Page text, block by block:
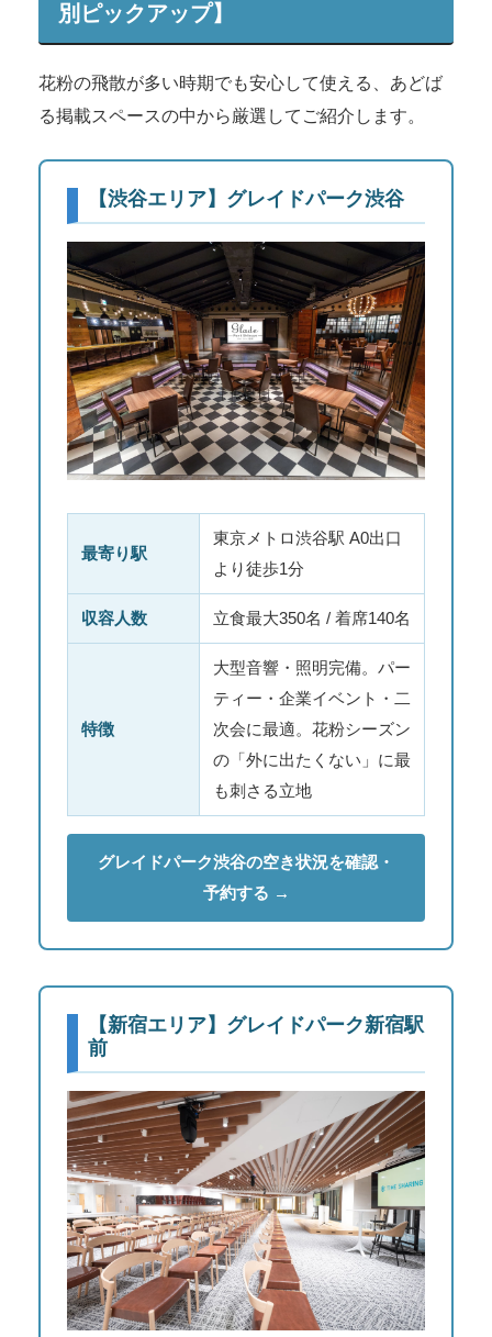
別ピックアップ】
花粉の飛散が多い時期でも安心して使える、あどば
る掲載スペースの中から厳選してご紹介します。
【渋谷エリア】グレイドパーク渋谷
最寄り駅
東京メトロ渋谷駅 A0出口
より徒歩1分
収容人数 立食最大350名 / 着席140名
特徴
大型音響・照明完備。パー
ティー・企業イベント・二
次会に最適。花粉シーズン
の「外に出たくない」に最
も刺さる立地
グレイドパーク渋谷の空き状況を確認・
予約する →
【新宿エリア】グレイドパーク新宿駅
前